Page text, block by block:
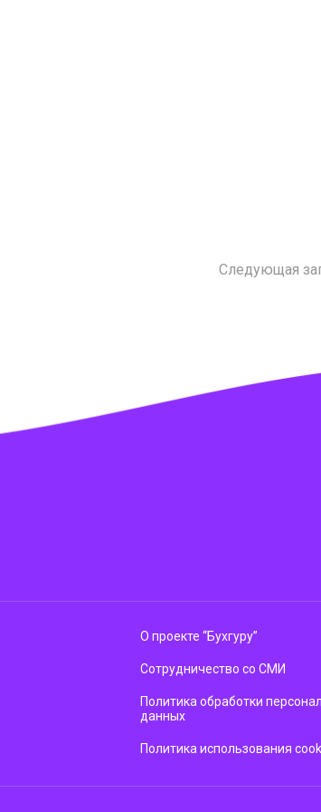
Следующая
О проекте “Бухгуру”
Сотрудничество со СМИ
Политика обработки
данных
Политика использования